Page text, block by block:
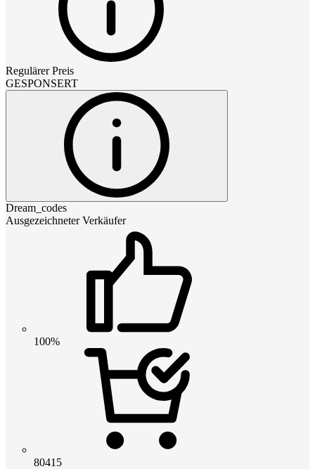
Regulärer Preis
GESPONSERT
Dream_codes
Ausgezeichneter Verkäufer
100%
80415